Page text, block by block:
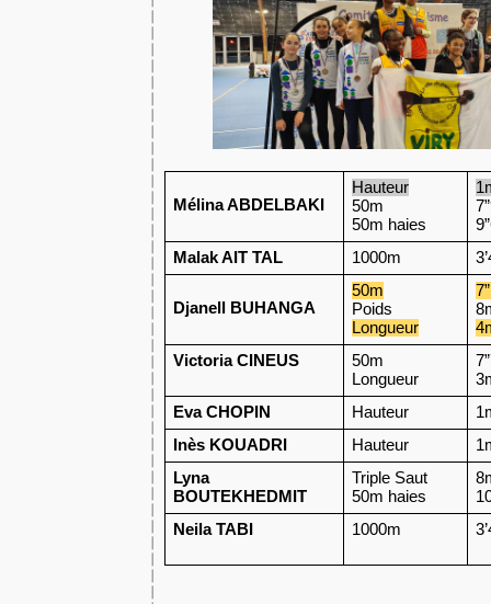
Mélina ABDELBAKI
Hauteur
50m
50m haies
Malak AIT TAL
1000m
Djanell BUHANGA
50m
Poids
Longueur
Victoria CINEUS
50m
Longueur
Eva CHOPIN
Hauteur
Inès KOUADRI
Hauteur
Lyna
BOUTEKHEDMIT
Triple Saut
50m haies
Neila TABI
1000m